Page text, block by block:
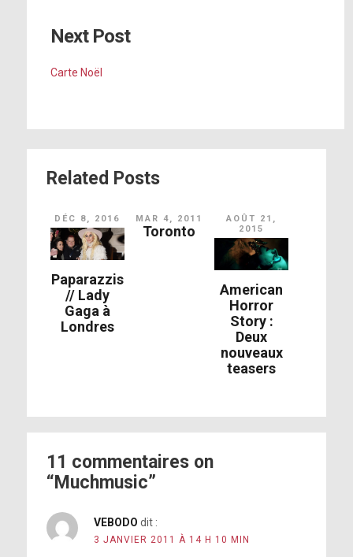
Next Post
Carte Noël
Related Posts
DÉC 8, 2016
Paparazzis
// Lady
Gaga à
Londres
MAR 4, 2011
Toronto
AOÛT 21,
2015
American
Horror
Story :
Deux
nouveaux
teasers
11 commentaires on
“Muchmusic”
VEBODO dit :
3 JANVIER 2011 À 14 H 10 MIN